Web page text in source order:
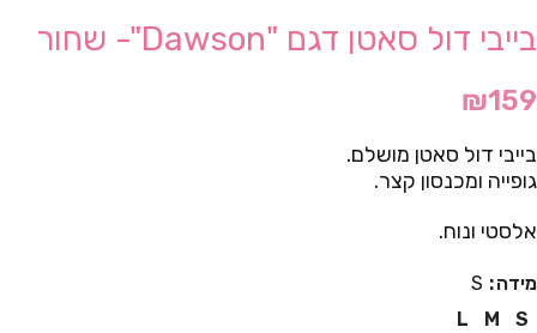
בייבי דול סאטן דגם "Dawson"- שחור
₪159
בייבי דול סאטן מושלם.
גופייה ומכנסון קצר.
אלסטי ונוח.
מידה
S
S
M
L